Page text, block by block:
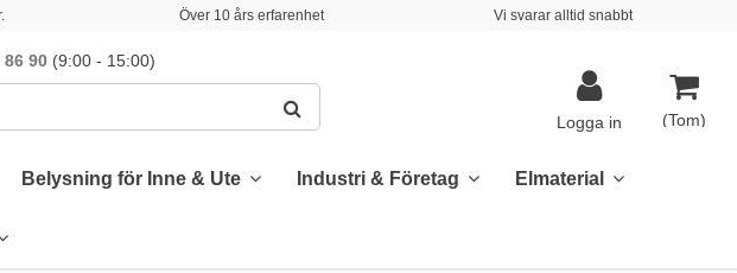
Över 10 års erfarenhet Vi svarar alltid snabbt
86 90 (9:00 - 15:00)
(Tom)
Logga in
Belysning för Inne & Ute Industri & Företag Elmaterial